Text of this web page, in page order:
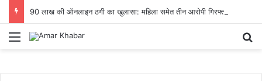
90 लाख की ऑनलाइन ठगी का खुलासा: महिला समेत तीन आरोपी गिरफ्तार…
Menu